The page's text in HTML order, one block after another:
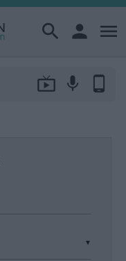
search person menu
live_tv mic phone_android
▼